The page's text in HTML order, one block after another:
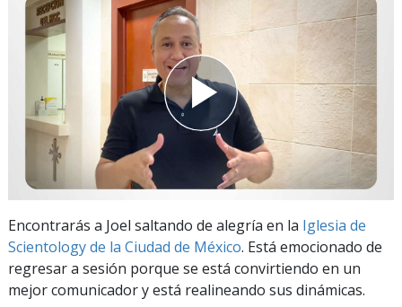
Encontrarás a Joel saltando de alegría en la Iglesia de
Scientology de la Ciudad de México. Está emocionado de
regresar a sesión porque se está convirtiendo en un
mejor comunicador y está realineando sus dinámicas.